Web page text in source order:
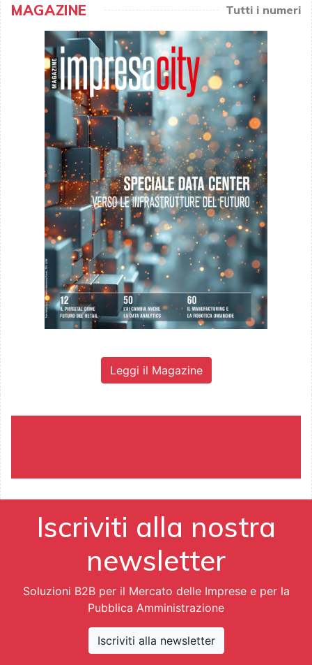
MAGAZINE Tutti i numeri
Leggi il Magazine
Iscriviti alla nostra
newsletter
Soluzioni B2B per il Mercato delle Imprese e per la
Pubblica Amministrazione
Iscriviti alla newsletter